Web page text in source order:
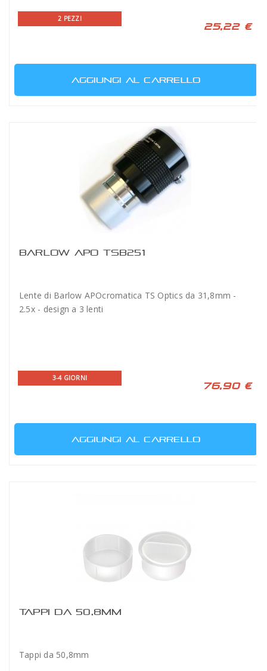
2 PEZZI
25,22 €
AGGIUNGI AL CARRELLO
BARLOW APO TSB251
Lente di Barlow APOcromatica TS Optics da 31,8mm -
2.5x - design a 3 lenti
3-4 GIORNI
76,90 €
AGGIUNGI AL CARRELLO
TAPPI DA 50,8MM
Tappi da 50,8mm